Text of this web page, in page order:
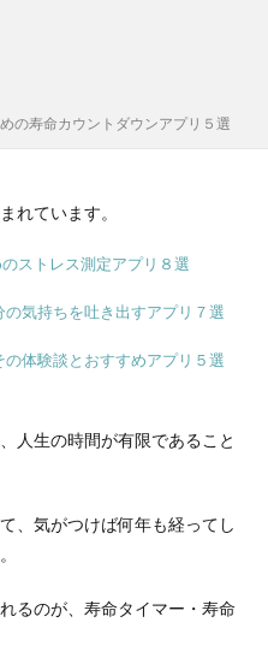
の寿命カウントダウンアプリ５選
れています。
ストレス測定アプリ８選
気持ちを吐き出すアプリ７選
体験談とおすすめアプリ５選
人生の時間が有限であること
、気がつけば何年も経ってし
るのが、寿命タイマー・寿命